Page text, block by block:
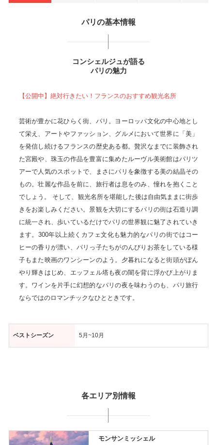
パリの基本情報
コンシェルジュが語る
パリの魅力
【公開中】絶対行きたい！フランスのおすすめ観光名所
芸術が豊かに花ひらく街、パリ。ヨーロッパ文化の中心地とし
て栄え、アートやファッション、グルメにおいて世界に「美」
を発信し続けるフランスの歴史ある都。贅沢なまでに装飾され
た宮殿や、珠玉の作品を豊富に集めたルーヴル美術館はパリツ
アーで人気のスポットで、まさにパリを象徴する美の結晶その
もの。壮麗な作品を前に、旅行者は息をのみ、憧れを抱くこと
でしょう。 そして、観光名所を堪能した後は自由気ままに街歩
きをお楽しみください。景観を大切にするパリの街は石造り調
に統一され、歩いているだけでパリの世界観に魅了されていき
ます。300年以上続くカフェ文化も魅力的なパリの街ではコー
ヒーの香りが漂い、パリっ子たちがのんびりお茶をしている様
子もまた映画のワンシーンのよう。夕暮れになると街頭がぼん
やり輝きはじめ、エッフェル塔も夜の闇を背に浮かび上がりま
す。ワインを片手に幻想的なパリの夜を味わうのも、パリ旅行
ならではのロマンチックなひとときです。
ベストシーズン 5月~10月
各エリア別情報
モンサンミッシェル